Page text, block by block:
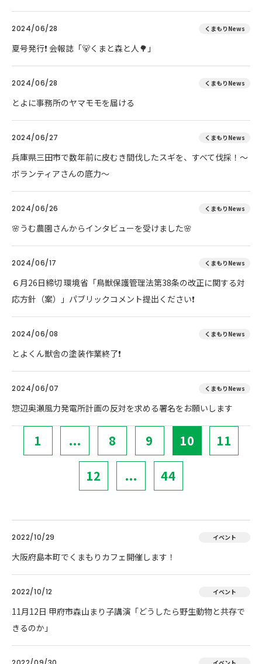
2024/06/28 くまもりNews
夏号発行❗️ 会報誌「🐻くまと森と人🌳」
2024/06/28 くまもりNews
とよに事務所のヤマモモを届ける
2024/06/27 くまもりNews
兵庫県三田市で数年前に皮むき間伐したスギを、すべて伐採！～
ボランティアさんの底力～
2024/06/26 くまもりNews
🌸うむ農園さんからインタビューを受けました🌸
2024/06/17 くまもりNews
６月26日締切 環境省「鳥獣保護管理法第38条の改正に関する対
応方針（案）」パブリックコメント提出ください❗
2024/06/08 くまもりNews
とよくん獣舎の塗装作業終了❗
2024/06/07 くまもりNews
惣辺奥瀬風力発電所計画の反対を求める署名をお願いします
1 ... 8 9 10 11
12 ... 44
2022/10/29 イベント
大阪府島本町でくまもりカフェ開催します！
2022/10/12 イベント
11月12日 甲府市森山まり子講演「どうしたら野生動物と共存で
きるのか」